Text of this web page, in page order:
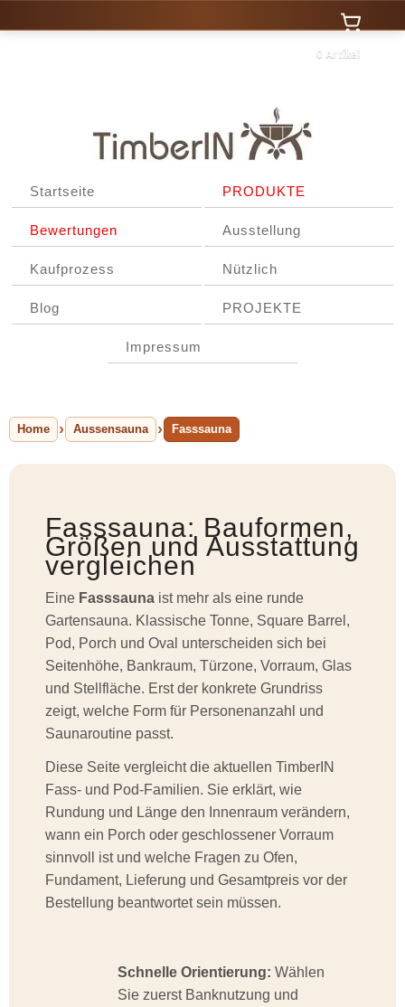
0 Artikel
Startseite PRODUKTE
Bewertungen Ausstellung
Kaufprozess Nützlich
Blog PROJEKTE
Impressum
Home Aussensauna Fasssauna
Fasssauna: Bauformen,
Größen und Ausstattung
vergleichen
Eine Fasssauna ist mehr als eine runde
Gartensauna. Klassische Tonne, Square Barrel,
Pod, Porch und Oval unterscheiden sich bei
Seitenhöhe, Bankraum, Türzone, Vorraum, Glas
und Stellfläche. Erst der konkrete Grundriss
zeigt, welche Form für Personenanzahl und
Saunaroutine passt.
Diese Seite vergleicht die aktuellen TimberIN
Fass- und Pod-Familien. Sie erklärt, wie
Rundung und Länge den Innenraum verändern,
wann ein Porch oder geschlossener Vorraum
sinnvoll ist und welche Fragen zu Ofen,
Fundament, Lieferung und Gesamtpreis vor der
Bestellung beantwortet sein müssen.
Schnelle Orientierung: Wählen
Sie zuerst Banknutzung und